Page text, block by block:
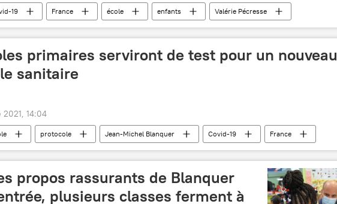
19 France école enfants
Valérie Pécresse
report coronavirus SARS-CoV-2
primaires serviront de test pour un nouveau
sanitaire
14:04
protocole Jean-Michel Blanquer Covid-19 France
propos rassurants de Blanquer
plusieurs classes ferment à